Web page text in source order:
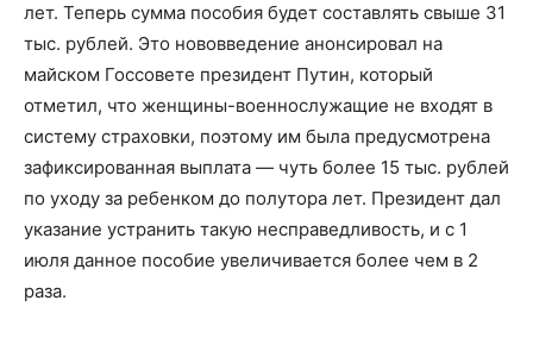
лет. Теперь сумма пособия будет составлять свыше 31
тыс. рублей. Это нововведение анонсировал на
майском Госсовете президент Путин, который
отметил, что женщины-военнослужащие не входят в
систему страховки, поэтому им была предусмотрена
зафиксированная выплата — чуть более 15 тыс. рублей
по уходу за ребенком до полутора лет. Президент дал
указание устранить такую несправедливость, и с 1
июля данное пособие увеличивается более чем в 2
раза.